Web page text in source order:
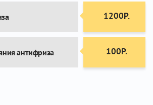
1200Р.
антифриза 100Р.